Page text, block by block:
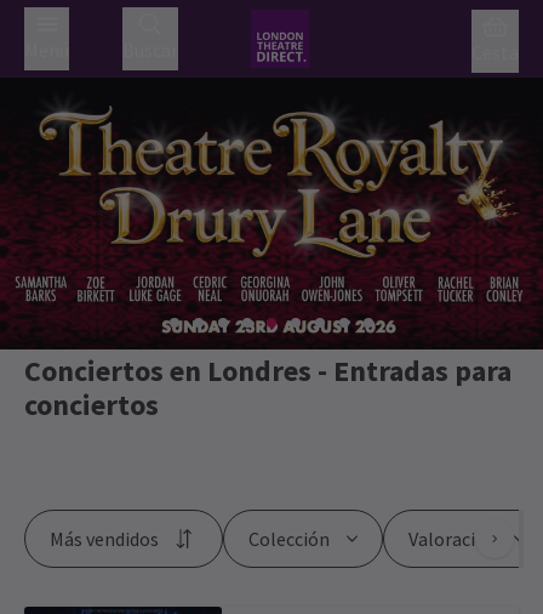
Conciertos en Londres - Entradas para
conciertos
Colección Valoración
Más vendidos